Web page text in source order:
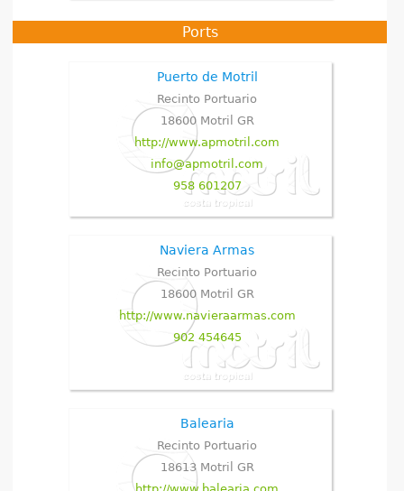
Ports
Puerto de Motril
Recinto Portuario
18600 Motril GR
http://www.apmotril.com
info@apmotril.com
958 601207
Naviera Armas
Recinto Portuario
18600 Motril GR
http://www.navieraarmas.com
902 454645
Balearia
Recinto Portuario
18613 Motril GR